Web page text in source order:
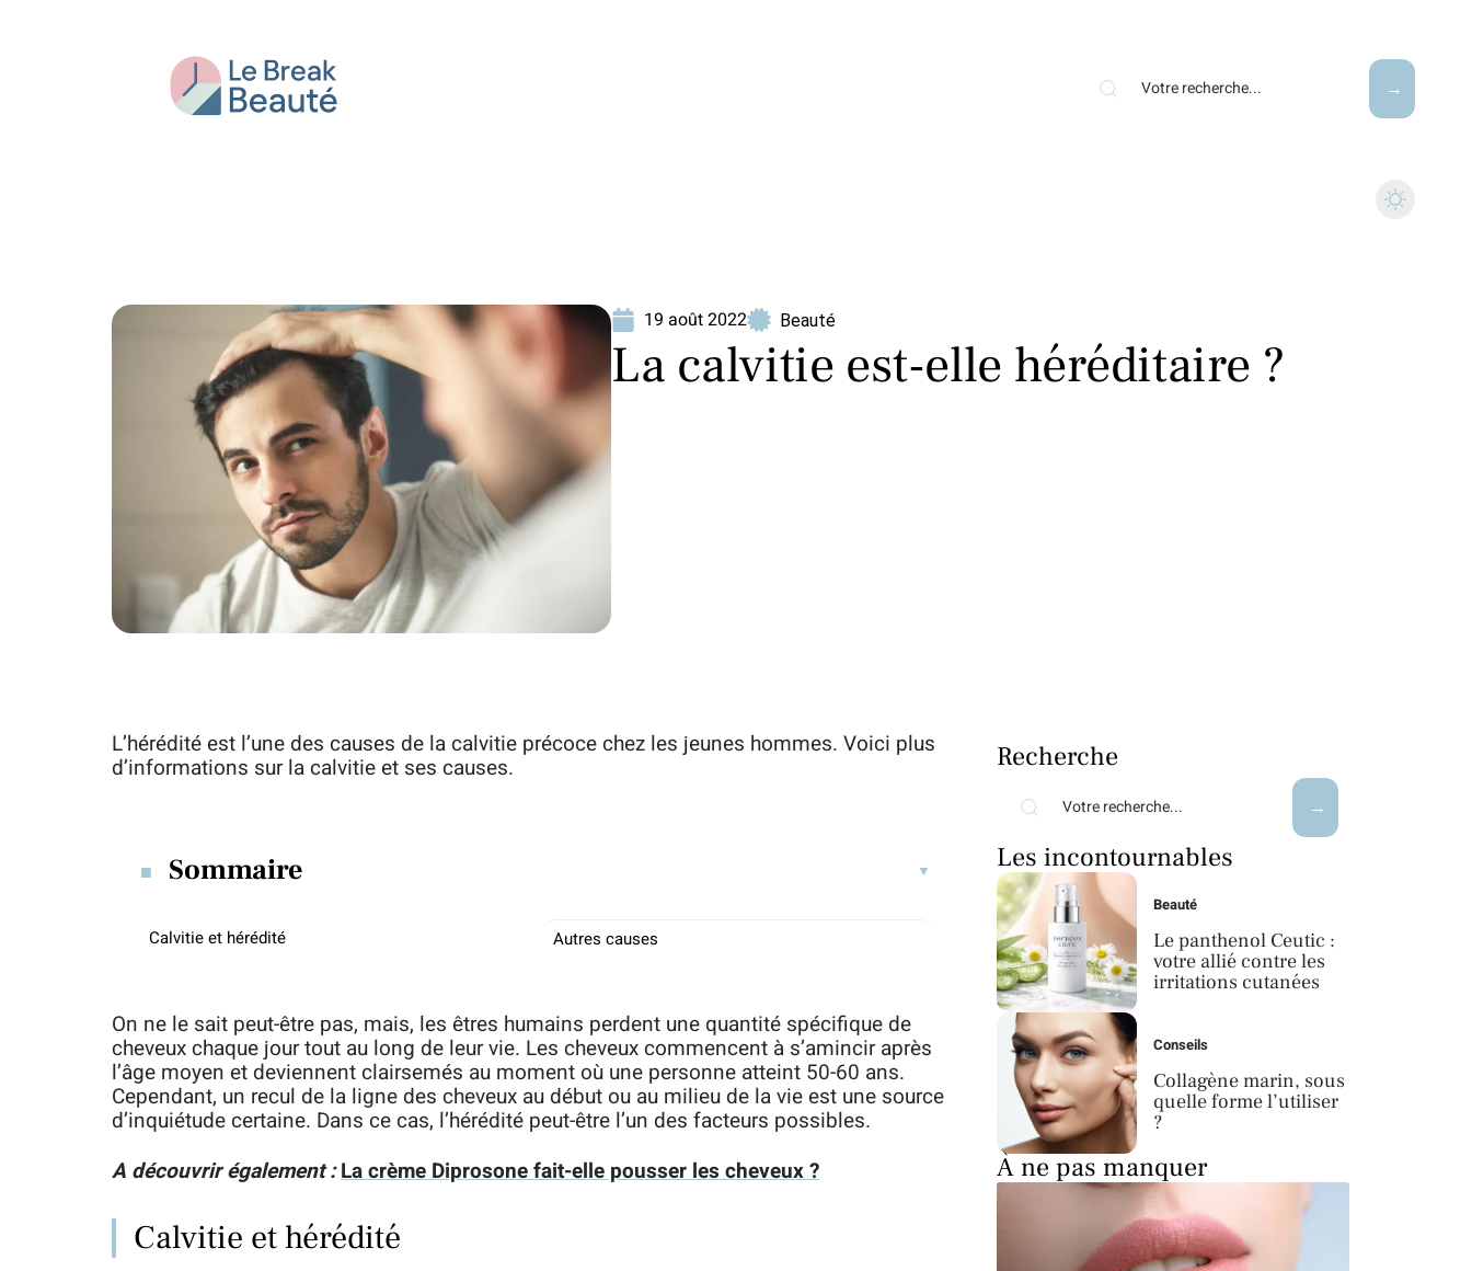
19 août 2022 Beauté
La calvitie est-elle héréditaire ?
L’hérédité est l’une des causes de la calvitie précoce chez les jeunes hommes. Voici plus
d’informations sur la calvitie et ses causes.
Sommaire
Calvitie et hérédité Autres causes
On ne le sait peut-être pas, mais, les êtres humains perdent une quantité spécifique de
cheveux chaque jour tout au long de leur vie. Les cheveux commencent à s’amincir après
l’âge moyen et deviennent clairsemés au moment où une personne atteint 50-60 ans.
Cependant, un recul de la ligne des cheveux au début ou au milieu de la vie est une source
d’inquiétude certaine. Dans ce cas, l’hérédité peut-être l’un des facteurs possibles.
A découvrir également :La crème Diprosone fait-elle pousser les cheveux ?
Calvitie et hérédité
Recherche
Les incontournables
Beauté
Le panthenol Ceutic :
votre allié contre les
irritations cutanées
Conseils
Collagène marin, sous
quelle forme l’utiliser
?
À ne pas manquer